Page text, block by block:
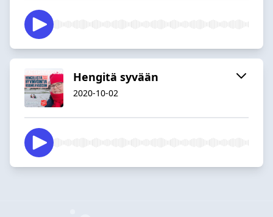
Hengitä syvään
2020-10-02